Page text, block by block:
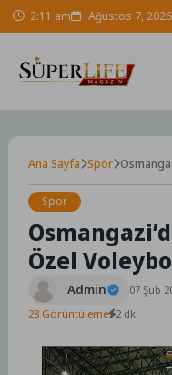
Skip 2:11 am Ağustos 7,
Ana Sayfa Spor
Spor
Özel
Admin 07 Şub
28 Görüntüleme 2 dk.